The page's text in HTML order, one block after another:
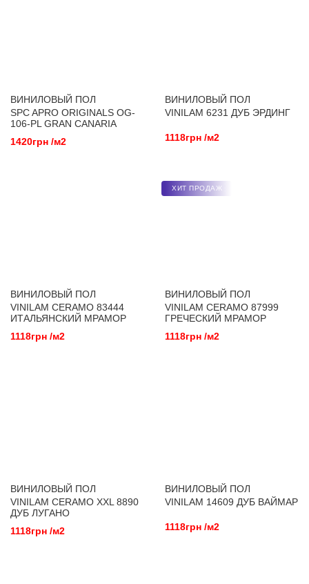
ВИНИЛОВЫЙ ПОЛ
SPC APRO ORIGINALS OG-
106-PL GRAN CANARIA
1420грн /м2
ВИНИЛОВЫЙ ПОЛ
VINILAM 6231 ДУБ ЭРДИНГ
1118грн /м2
ВИНИЛОВЫЙ ПОЛ
VINILAM CERAMO 83444
ИТАЛЬЯНСКИЙ МРАМОР
1118грн /м2
ХИТ ПРОДАЖ
ВИНИЛОВЫЙ ПОЛ
VINILAM CERAMO 87999
ГРЕЧЕСКИЙ МРАМОР
1118грн /м2
ВИНИЛОВЫЙ ПОЛ
VINILAM CERAMO XXL 8890
ДУБ ЛУГАНО
1118грн /м2
ВИНИЛОВЫЙ ПОЛ
VINILAM 14609 ДУБ ВАЙМАР
1118грн /м2